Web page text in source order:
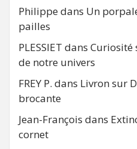
Philippe dans Un
pailles
PLESSIET dans Curiosité
de notre univers
FREY P. dans Livron sur
brocante
Jean-François dans
cornet